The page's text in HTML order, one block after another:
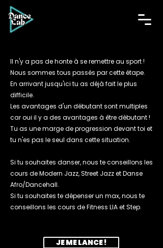
Il n'y a pas de honte à se remettre au sport !
Nous sommes tous passés par cette étape.
En arrivant jusqu'ici tu as déjà fait le plus
difficile.
Les avantages d'un débutant sont multiples
car oui il y a des avantages à être débutant !
Tu as une marge de progression devant toi et
tu n'es pas le seul dans cette situation.
Si tu souhaites danser, nous te conseillons les
cours de Modern Jazz, Street Jazz et Danse
Afro/Dancehall.
Si tu souhaites te dépenser un max, nous te
conseillons les cours de Fitness LIA et Step.
JE ME LANCE !